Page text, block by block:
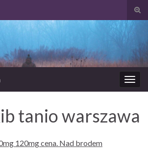
tanio warszawa
120mg cena. Nad brodem